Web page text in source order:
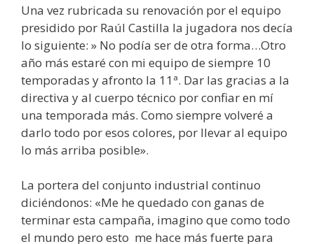
Una vez rubricada su renovación por el equipo
presidido por Raúl Castilla la jugadora nos decía
lo siguiente: » No podía ser de otra forma…Otro
año más estaré con mi equipo de siempre 10
temporadas y afronto la 11ª. Dar las gracias a la
directiva y al cuerpo técnico por confiar en mí
una temporada más. Como siempre volveré a
darlo todo por esos colores, por llevar al equipo
lo más arriba posible».
La portera del conjunto industrial continuo
diciéndonos: «Me he quedado con ganas de
terminar esta campaña, imagino que como todo
el mundo pero esto me hace más fuerte para